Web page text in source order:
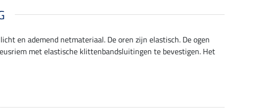
en ademend netmateriaal. De oren zijn elastisch. De ogen
met elastische klittenbandsluitingen te bevestigen. Het